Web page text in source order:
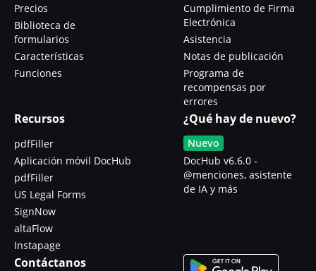
Precios
Biblioteca de
formularios
Características
Funciones
Cumplimiento de Firma
Electrónica
Asistencia
Notas de publicación
Programa de
recompensas por
errores
Recursos
pdfFiller
Aplicación móvil DocHub
pdfFiller
US Legal Forms
SignNow
altaFlow
Instapage
¿Qué hay de nuevo?
Nuevo
DocHub v6.6.0 -
@menciones, asistente
de IA y más
Contáctanos